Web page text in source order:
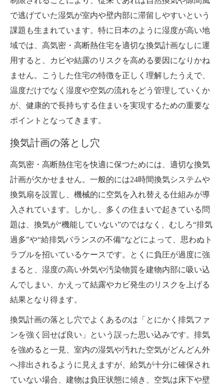
で逃げていた湿気が室内や壁内部に滞留しやすいという
課題も生まれています。特に日本のように湿度が高い地
域では、高気密・高断熱住宅を適切な換気計画なしに運
用すると、カビや結露のリスクを高める要因になりかね
ません。こうした住宅の特徴を正しく理解したうえで、
温度だけでなく湿度や空気の流れをどう管理していくか
が、健康的で長持ちする住まいを実現するための重要な
ポイントとなってきます。
換気計画の落とし穴
高気密・高断熱住宅を快適に保つためには、適切な換気
計画が欠かせません。一般的には24時間換気システムや
換気扇を設置し、機械的に空気を入れ替える仕組みが導
入されています。しかし、多くの住まいで起きている問
題は、換気が“機能していない”のではなく、むしろ“排気
過多”や“給排気バランスの不備”などによって、思わぬト
ラブルを招いているケースです。とくに負圧が過度に強
まると、湿度の高い外気や汚染物質を建物内部に吸い込
んでしまい、かえって結露やカビ発生のリスクを上げる
結果となり得ます。
換気計画の落とし穴でよくあるのは「とにかく排気ファ
ンを強く回せば良い」という誤った思い込みです。排気
を強めると一見、室内の湿気や汚れた空気がどんどん外
へ排出されるように見えますが、給気が十分に確保され
ていない場合、建物は負圧状態に傾き、空気は床下や壁